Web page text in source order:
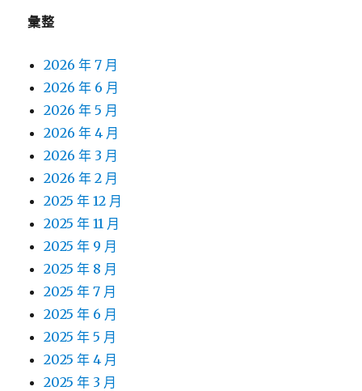
彙整
2026 年 7 月
2026 年 6 月
2026 年 5 月
2026 年 4 月
2026 年 3 月
2026 年 2 月
2025 年 12 月
2025 年 11 月
2025 年 9 月
2025 年 8 月
2025 年 7 月
2025 年 6 月
2025 年 5 月
2025 年 4 月
2025 年 3 月